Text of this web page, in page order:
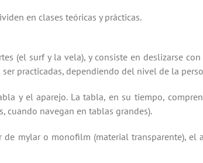
en clases teóricas y prácticas.
(el surf y la vela), y consiste en deslizarse
ser practicadas, dependiendo del nivel de la
y el aparejo. La tabla, en su tiempo,
cuando navegan en tablas grandes).
de mylar o monofilm (materialtransparente), el